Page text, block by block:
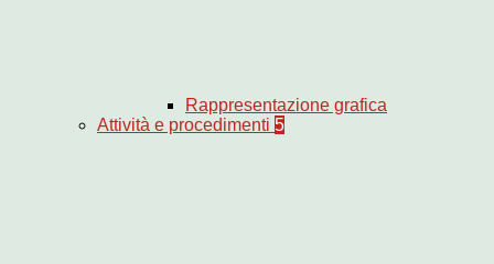
Rappresentazione grafica
Attività e procedimenti 5